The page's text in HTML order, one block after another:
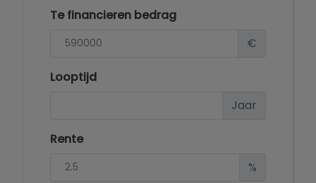
Te financieren bedrag
€
Looptijd
Jaar
Rente
%